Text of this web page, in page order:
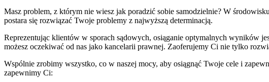
Masz problem, z którym nie wiesz jak poradzić sobie samodzielnie? W
postara się rozwiązać Twoje problemy z najwyższą determinacją.
Reprezentując klientów w sporach sądowych, osiąganie optymalnych wyników
możesz oczekiwać od nas jako kancelarii prawnej. Zaoferujemy Ci nie tylko
Wspólnie zrobimy wszystko, co w naszej mocy, aby osiągnąć Twoje cele i
zapewnimy Ci: